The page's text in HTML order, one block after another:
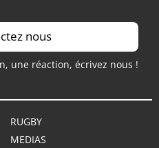
nous
une réaction, écrivez nous !
RUGBY
MEDIAS